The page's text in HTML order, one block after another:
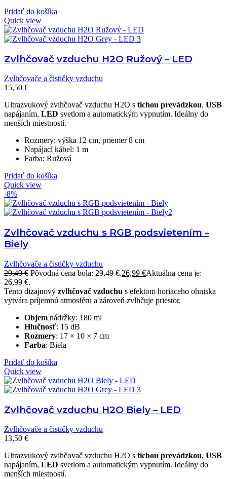
Pridať do košíka
Quick view
Zvlhčovač vzduchu H2O Ružový – LED
Zvlhčovače a čističky vzduchu
15,50 €
Ultrazvukový zvlhčovač vzduchu H2O s tichou prevádzkou, USB
napájaním, LED svetlom a automatickým vypnutím. Ideálny do
menších miestností.
Rozmery: výška 12 cm, priemer 8 cm
Napájací kábel: 1 m
Farba: Ružová
Pridať do košíka
Quick view
-8%
Zvlhčovač vzduchu s RGB podsvietením –
Biely
Zvlhčovače a čističky vzduchu
29,49€ Pôvodná cena bola: 29,49 €.26,99 €Aktuálna cena je:
26,99 €.
Tento dizajnový zvlhčovač vzduchu s efektom horiaceho ohniska
vytvára príjemnú atmosféru a zároveň zvlhčuje priestor.
Objem nádržky: 180 ml
Hlučnosť: 15 dB
Rozmery: 17 × 10 × 7 cm
Farba: Biela
Pridať do košíka
Quick view
Zvlhčovač vzduchu H2O Biely – LED
Zvlhčovače a čističky vzduchu
13,50 €
Ultrazvukový zvlhčovač vzduchu H2O s tichou prevádzkou, USB
napájaním, LED svetlom a automatickým vypnutím. Ideálny do
menších miestností.